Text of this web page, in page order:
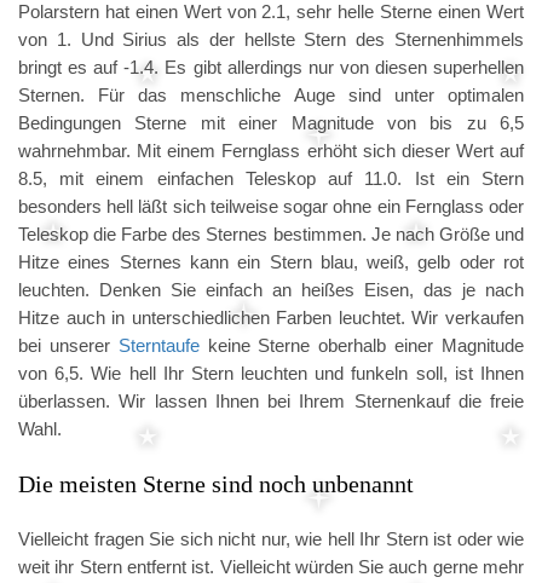
Polarstern hat einen Wert von 2.1, sehr helle Sterne einen Wert
von 1. Und Sirius als der hellste Stern des Sternenhimmels
bringt es auf -1.4. Es gibt allerdings nur von diesen superhellen
Sternen. Für das menschliche Auge sind unter optimalen
Bedingungen Sterne mit einer Magnitude von bis zu 6,5
wahrnehmbar. Mit einem Fernglass erhöht sich dieser Wert auf
8.5, mit einem einfachen Teleskop auf 11.0. Ist ein Stern
besonders hell läßt sich teilweise sogar ohne ein Fernglass oder
Teleskop die Farbe des Sternes bestimmen. Je nach Größe und
Hitze eines Sternes kann ein Stern blau, weiß, gelb oder rot
leuchten. Denken Sie einfach an heißes Eisen, das je nach
Hitze auch in unterschiedlichen Farben leuchtet. Wir verkaufen
bei unserer Sterntaufekeine Sterne oberhalb einer Magnitude
von 6,5. Wie hell Ihr Stern leuchten und funkeln soll, ist Ihnen
überlassen. Wir lassen Ihnen bei Ihrem Sternenkauf die freie
Wahl.
Die meisten Sterne sind noch unbenannt
Vielleicht fragen Sie sich nicht nur, wie hell Ihr Stern ist oder wie
weit ihr Stern entfernt ist. Vielleicht würden Sie auch gerne mehr